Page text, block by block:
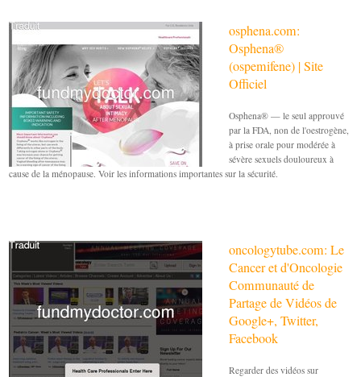
osphena.com:
Osphena®
(ospemifene) | Site
Officiel
Osphena® — le seul approuvé
par la FDA, non de l'oestrogène,
à prise orale pour modérée à
sévère sexuels douloureux à
cause de la ménopause. Voir les informations importantes sur la sécurité.
oncologytube.com: Le
Cancer et d'Oncologie
Communauté de
Partage de Vidéos de
Google+, Twitter,
Facebook
Regarder des vidéos sur